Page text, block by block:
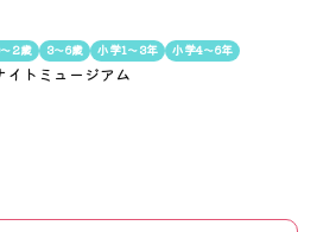
2歳 3〜6歳 小学1〜3年 小学4〜6年
トミュージアム